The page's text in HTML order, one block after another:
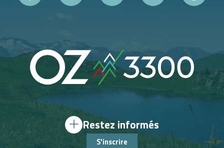
Restez informés
S'inscrire